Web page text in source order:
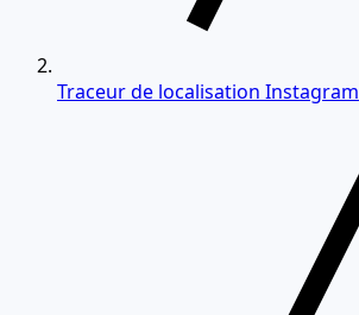
Traceur de localisation Instagram